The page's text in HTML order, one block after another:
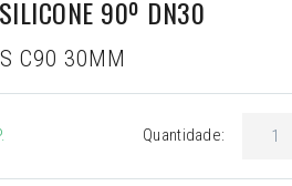
90º DN30
C90 30MM
Quantidade: